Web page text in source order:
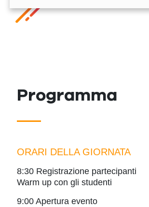
Programma
ORARI DELLA GIORNATA
8:30 Registrazione partecipanti
Warm up con gli studenti
9:00 Apertura evento